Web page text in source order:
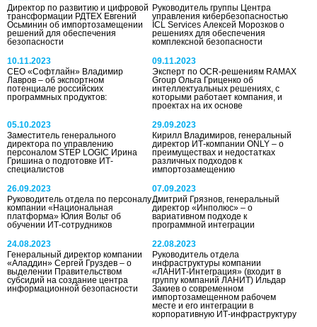
Директор по развитию и цифровой
трансформации РДТЕХ Евгений
Осьминин об импортозамещении
решений для обеспечения
безопасности
Руководитель группы Центра
управления кибербезопасностью
ICL Services Алексей Морозков о
решениях для обеспечения
комплексной безопасности
10.11.2023
СЕО «Софтлайн» Владимир
Лавров – об экспортном
потенциале российских
программных продуктов:
09.11.2023
Эксперт по OCR-решениям RAMAX
Group Ольга Гриценко об
интеллектуальных решениях, с
которыми работает компания, и
проектах на их основе
05.10.2023
Заместитель генерального
директора по управлению
персоналом STEP LOGIC Ирина
Гришина о подготовке ИТ-
специалистов
29.09.2023
Кирилл Владимиров, генеральный
директор ИТ-компании ONLY – о
преимуществах и недостатках
различных подходов к
импортозамещению
26.09.2023
Руководитель отдела по персоналу
компании «Национальная
платформа» Юлия Вольт об
обучении ИТ-сотрудников
07.09.2023
Дмитрий Грязнов, генеральный
директор «Инполюс» – о
вариативном подходе к
программной интеграции
24.08.2023
Генеральный директор компании
«Аладдин» Сергей Груздев – о
выделении Правительством
субсидий на создание центра
информационной безопасности
22.08.2023
Руководитель отдела
инфраструктуры компании
«ЛАНИТ-Интеграция» (входит в
группу компаний ЛАНИТ) Ильдар
Закиев о современном
импортозамещенном рабочем
месте и его интеграции в
корпоративную ИТ-инфраструктуру